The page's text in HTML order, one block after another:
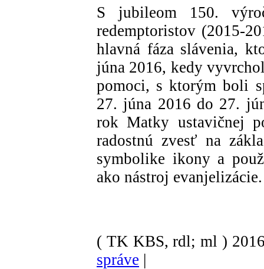
S jubileom 150.
redemptoristov (2015-
hlavná fáza slávenia,
júna 2016, kedy
pomoci, s ktorým boli
27. júna 2016 do 27.
rok Matky ustavičnej
radostnú zvesť na
symbolike ikony a
ako nástroj
( TK KBS, rdl; ml )
správe |